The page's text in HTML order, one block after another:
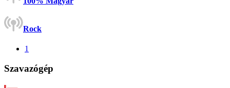
Rock
1
Szavazógép